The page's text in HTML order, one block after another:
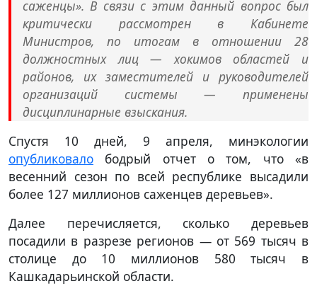
саженцы». В связи с этим данный вопрос был
критически рассмотрен в Кабинете
Министров, по итогам в отношении 28
должностных лиц — хокимов областей и
районов, их заместителей и руководителей
организаций системы — применены
дисциплинарные взыскания.
Спустя 10 дней, 9 апреля, минэкологии
опубликовало бодрый отчет о том, что «в
весенний сезон по всей республике высадили
более 127 миллионов саженцев деревьев».
Далее перечисляется, сколько деревьев
посадили в разрезе регионов — от 569 тысяч в
столице до 10 миллионов 580 тысяч в
Кашкадарьинской области.